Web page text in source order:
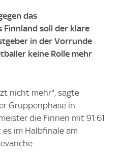
das
Finnland soll der klare
in der Vorrunde
keine Rolle mehr
nicht mehr", sagte
Gruppenphase in
die Finnen mit 91:61
im Halbfinale am